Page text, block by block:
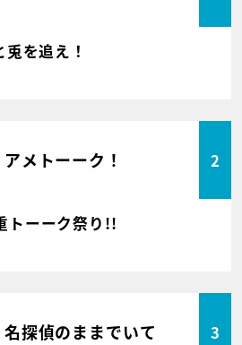
を追え！
アメトーーク！ 2
トーーク祭り!!
名探偵のままでいて 3